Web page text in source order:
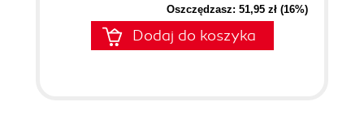
Oszczędzasz: 51,95 zł (16%)
Dodaj do koszyka